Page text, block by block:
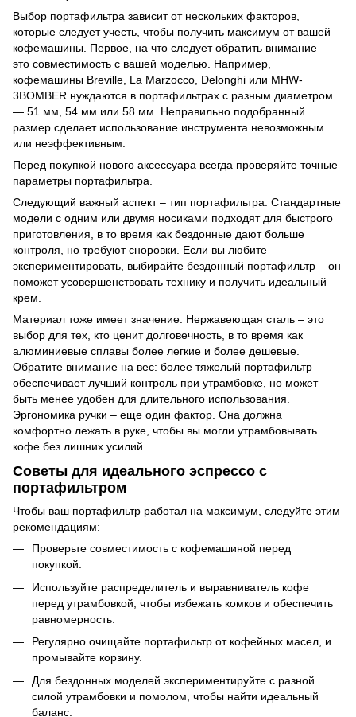
Выбор портафильтра зависит от нескольких факторов,
которые следует учесть, чтобы получить максимум от вашей
кофемашины. Первое, на что следует обратить внимание –
это совместимость с вашей моделью. Например,
кофемашины Breville, La Marzocco, Delonghi или MHW-
3BOMBER нуждаются в портафильтрах с разным диаметром
— 51 мм, 54 мм или 58 мм. Неправильно подобранный
размер сделает использование инструмента невозможным
или неэффективным.
Перед покупкой нового аксессуара всегда проверяйте точные
параметры портафильтра.
Следующий важный аспект – тип портафильтра. Стандартные
модели с одним или двумя носиками подходят для быстрого
приготовления, в то время как бездонные дают больше
контроля, но требуют сноровки. Если вы любите
экспериментировать, выбирайте бездонный портафильтр – он
поможет усовершенствовать технику и получить идеальный
крем.
Материал тоже имеет значение. Нержавеющая сталь – это
выбор для тех, кто ценит долговечность, в то время как
алюминиевые сплавы более легкие и более дешевые.
Обратите внимание на вес: более тяжелый портафильтр
обеспечивает лучший контроль при утрамбовке, но может
быть менее удобен для длительного использования.
Эргономика ручки – еще один фактор. Она должна
комфортно лежать в руке, чтобы вы могли утрамбовывать
кофе без лишних усилий.
Советы для идеального эспрессо с
портафильтром
Чтобы ваш портафильтр работал на максимум, следуйте этим
рекомендациям:
Проверьте совместимость с кофемашиной перед
покупкой.
Используйте распределитель и выравниватель кофе
перед утрамбовкой, чтобы избежать комков и обеспечить
равномерность.
Регулярно очищайте портафильтр от кофейных масел, и
промывайте корзину.
Для бездонных моделей экспериментируйте с разной
силой утрамбовки и помолом, чтобы найти идеальный
баланс.